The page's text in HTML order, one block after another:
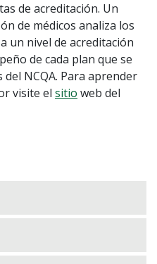
de acreditación. Un
de médicos analiza los
un nivel de acreditación
de cada plan que se
NCQA. Para aprender
visite el sitio web del